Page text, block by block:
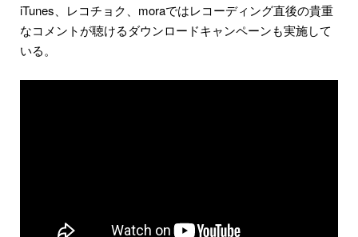
iTunes、レコチョク、moraではレコーディング直後の貴重
なコメントが聴けるダウンロードキャンペーンも実施して
いる。